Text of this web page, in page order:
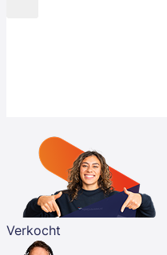
Verkocht